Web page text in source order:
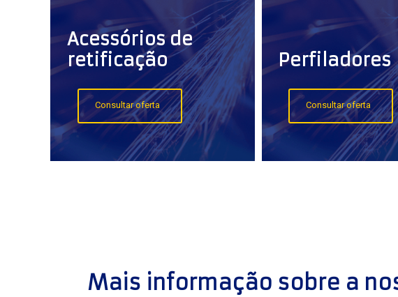
Acessórios de
retificação
Consultar oferta
Perfiladores
Consultar oferta
Mais informação sobre a